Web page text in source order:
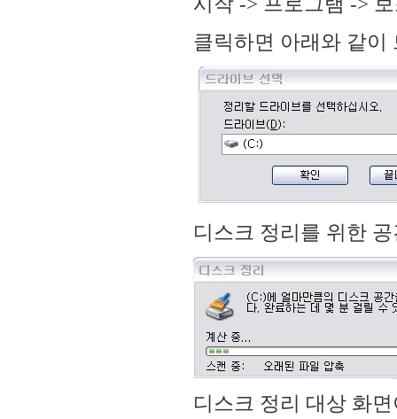
클릭하면 아래와 같이
디스크 정리를 위한
디스크 정리 대상 화